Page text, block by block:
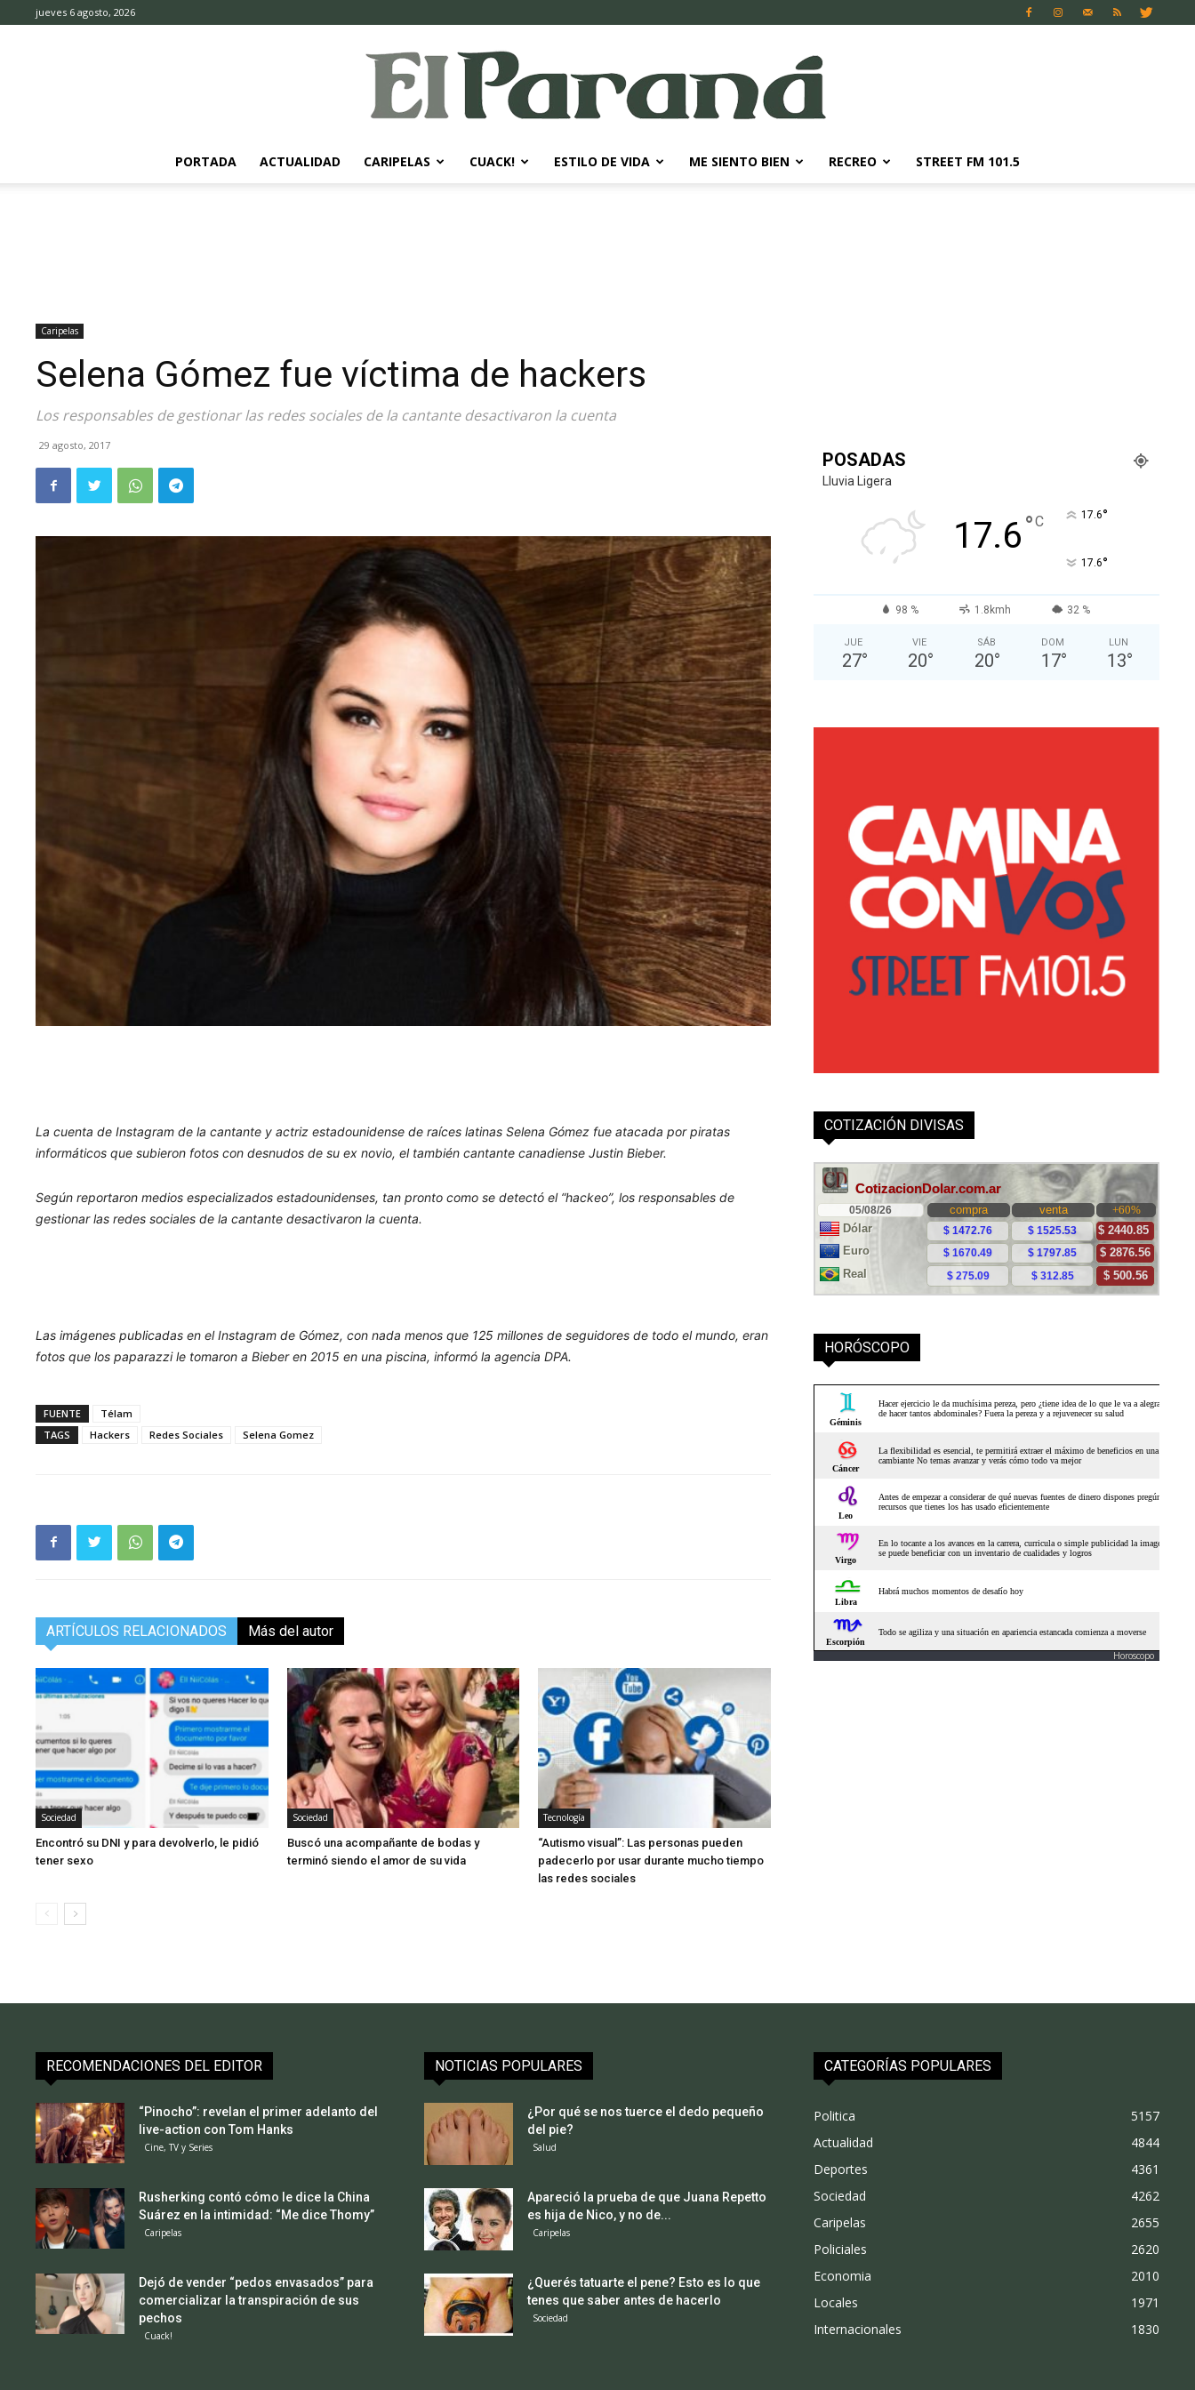
jueves 6 agosto, 2026
Diario
PORTADA ACTUALIDAD CARIPELAS CUACK! ESTILO DE VIDA ME SIENTO BIEN RECREO STREET FM 101.5
Caripelas
Selena Gómez fue víctima de hackers
Los responsables de gestionar las redes sociales de la cantante desactivaron la cuenta
29 agosto, 2017
La cuenta de Instagram de la cantante y actriz estadounidense de raíces latinas Selena Gómez fue atacada por piratas
informáticos que subieron fotos con desnudos de su ex novio, el también cantante canadiense Justin Bieber.
Según reportaron medios especializados estadounidenses, tan pronto como se detectó el “hackeo”, los responsables de
gestionar las redes sociales de la cantante desactivaron la cuenta.
Las imágenes publicadas en el Instagram de Gómez, con nada menos que 125 millones de seguidores de todo el mundo, eran
fotos que los paparazzi le tomaron a Bieber en 2015 en una piscina, informó la agencia DPA.
FUENTE
Télam
TAGS
Hackers Redes Sociales Selena Gomez
ARTÍCULOS RELACIONADOS Más del autor
Sociedad
Encontró su DNI y para devolverlo, le pidió
tener sexo
Sociedad
Buscó una acompañante de bodas y
terminó siendo el amor de su vida
Tecnología
“Autismo visual”: Las personas pueden
padecerlo por usar durante mucho tiempo
las redes sociales
POSADAS
Lluvia Ligera
17.6°C 17.6°
17.6°
98 % 1.8kmh 32 %
JUE
27°
VIE
20°
SÁB
20°
DOM
17°
LUN
13°
COTIZACIÓN DIVISAS
HORÓSCOPO
Horoscopo
RECOMENDACIONES DEL EDITOR
“Pinocho”: revelan el primer adelanto del
live-action con Tom Hanks
Cine, TV y Series
Rusherking contó cómo le dice la China
Suárez en la intimidad: “Me dice Thomy”
Caripelas
Dejó de vender “pedos envasados” para
comercializar la transpiración de sus
pechos
Cuack!
NOTICIAS POPULARES
¿Por qué se nos tuerce el dedo pequeño
del pie?
Salud
Apareció la prueba de que Juana Repetto
es hija de Nico, y no de...
Caripelas
¿Querés tatuarte el pene? Esto es lo que
tenes que saber antes de hacerlo
Sociedad
CATEGORÍAS POPULARES
Politica
5157
Actualidad
4844
Deportes
4361
Sociedad
4262
Caripelas
2655
Policiales
2620
Economia
2010
Locales
1971
Internacionales
1830